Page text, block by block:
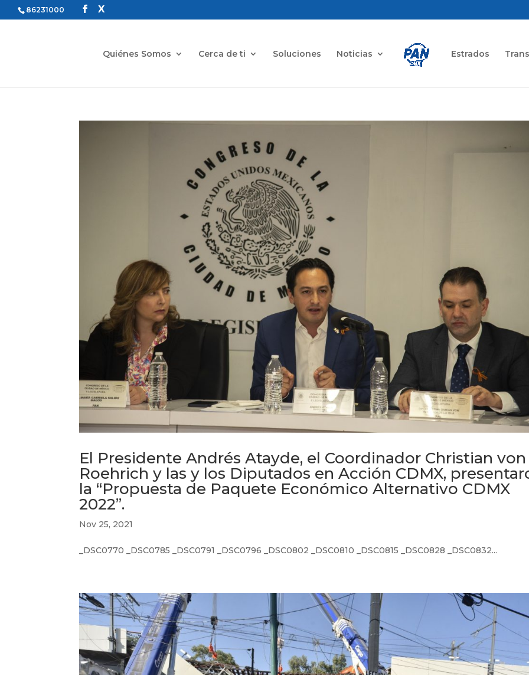
86231000
Quiénes Somos Cerca de ti Soluciones Noticias Estrados
El Presidente Andrés Atayde, el Coordinador Christian von
Roehrich y las y los Diputados en Acción CDMX,
la “Propuesta de Paquete Económico Alternativo CDMX
2022”.
Nov 25, 2021
_DSC0770 _DSC0785 _DSC0791 _DSC0796 _DSC0802 _DSC0810 _DSC0815 _DSC0828 _DSC0832...